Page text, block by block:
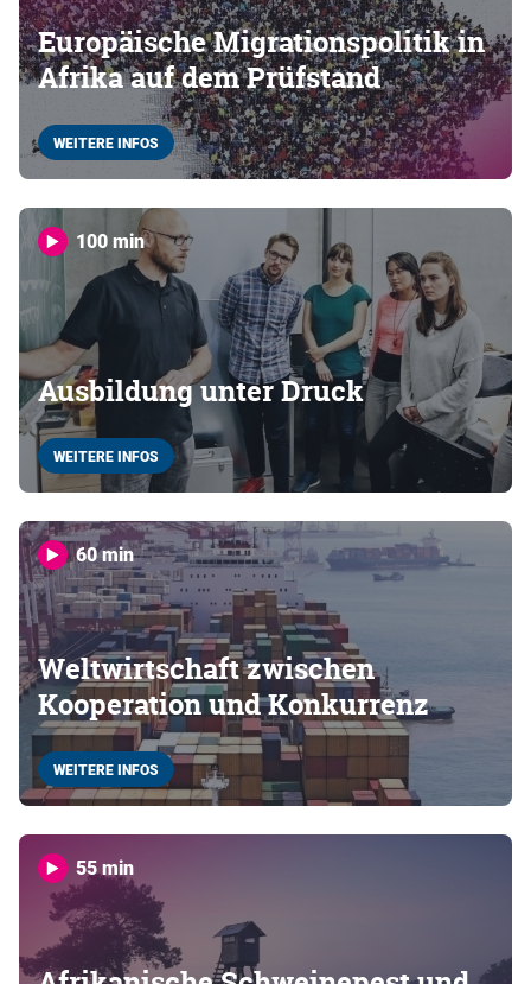
Europäische Migrationspolitik in
Afrika auf dem Prüfstand
WEITERE INFOS
100 min
Ausbildung unter Druck
WEITERE INFOS
60 min
Weltwirtschaft zwischen
Kooperation und Konkurrenz
WEITERE INFOS
55 min